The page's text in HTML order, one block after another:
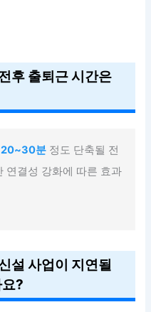
후 출퇴근 시간은
20~30분 정도 단축될 전
연결성 강화에 따른 효과
설 사업이 지연될
?